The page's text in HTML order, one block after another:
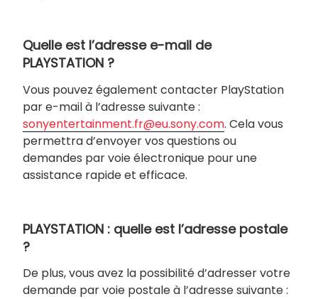
Quelle est l’adresse e-mail de
PLAYSTATION ?
Vous pouvez également contacter PlayStation
par e-mail à l’adresse suivante :
sonyentertainment.fr@eu.sony.com. Cela vous
permettra d’envoyer vos questions ou
demandes par voie électronique pour une
assistance rapide et efficace.
PLAYSTATION : quelle est l’adresse postale
?
De plus, vous avez la possibilité d’adresser votre
demande par voie postale à l’adresse suivante :